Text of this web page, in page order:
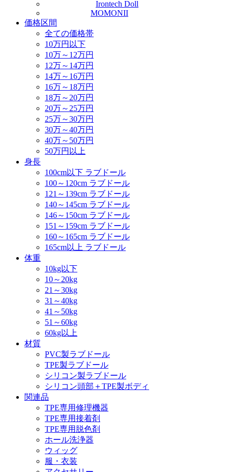
Irontech Doll
MOMONII
価格区間
全ての価格帯
10万円以下
10万～12万円
12万～14万円
14万～16万円
16万～18万円
18万～20万円
20万～25万円
25万～30万円
30万～40万円
40万～50万円
50万円以上
身長
100cm以下 ラブドール
100～120cm ラブドール
121～139cm ラブドール
140～145cm ラブドール
146～150cm ラブドール
151～159cm ラブドール
160～165cm ラブドール
165cm以上 ラブドール
体重
10kg以下
10～20kg
21～30kg
31～40kg
41～50kg
51～60kg
60kg以上
材質
PVC製ラブドール
TPE製ラブドール
シリコン製ラブドール
シリコン頭部＋TPE製ボディ
関連品
TPE専用修理機器
TPE専用接着剤
TPE専用脱色剤
ホール洗浄器
ウィッグ
服・衣装